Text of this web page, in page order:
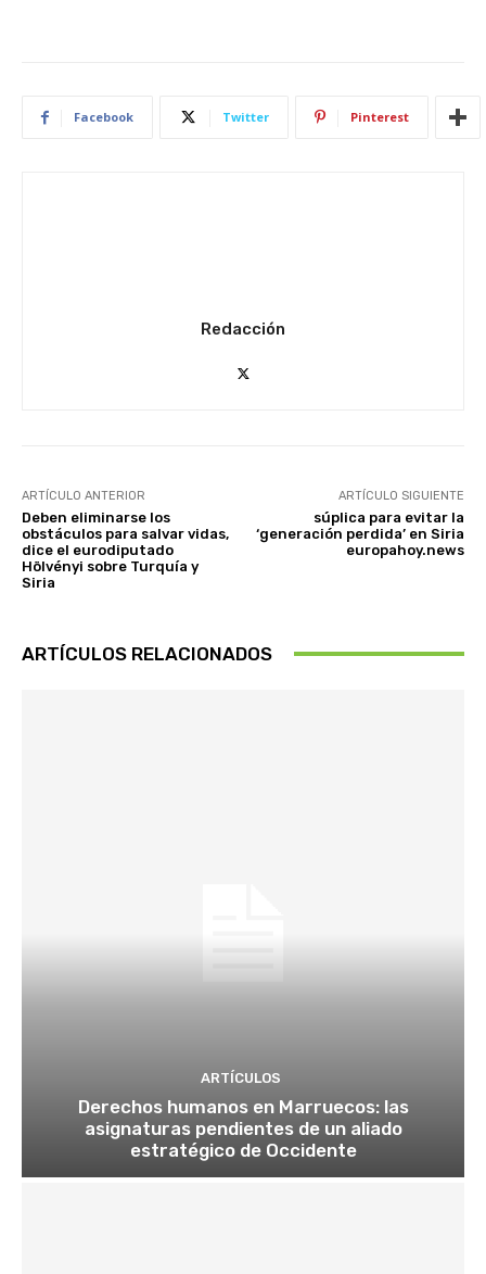
Facebook Twitter Pinterest
Redacción
ARTÍCULO ANTERIOR
Deben eliminarse los
obstáculos para salvar vidas,
dice el eurodiputado
Hölvényi sobre Turquía y
Siria
ARTÍCULO SIGUIENTE
súplica para evitar la
‘generación perdida’ en Siria
europahoy.news
ARTÍCULOS RELACIONADOS
ARTÍCULOS
Derechos humanos en Marruecos: las
asignaturas pendientes de un aliado
estratégico de Occidente